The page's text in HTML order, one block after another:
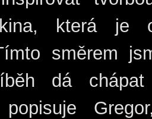
která je
směrem
dá
popisuje